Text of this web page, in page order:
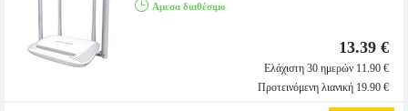
Αμεσα διαθέσιμο
13.39 €
Ελάχιστη 30 ημερών 11.90 €
Προτεινόμενη λιανική 19.90 €